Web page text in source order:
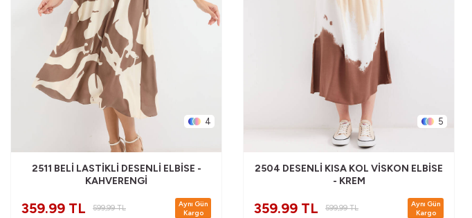
4
2511 BELI LASTIKLI DESENLI ELBISE -
KAHVERENGI
359.99 TL 599,99TL
Aynı Gün
Kargo
5
2504 DESENLI KISA KOL VISKON ELBISE
- KREM
359.99 TL 599,99TL
Aynı Gün
Kargo